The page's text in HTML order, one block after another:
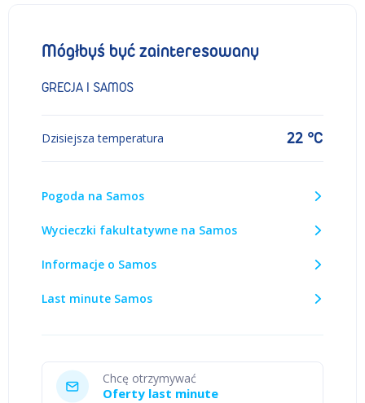
Mógłbyś być zainteresowany
GRECJA I SAMOS
Dzisiejsza temperatura 22 °C
Pogoda na Samos
Wycieczki fakultatywne na Samos
Informacje o Samos
Last minute Samos
Chcę otrzymywać
Oferty last minute